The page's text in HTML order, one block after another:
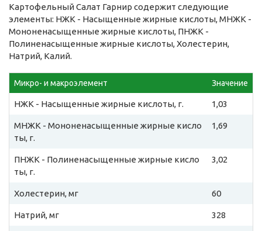
Картофельный Салат Гарнир содержит следующие
элементы: НЖК - Насыщенные жирные кислоты, МНЖК -
Мононенасыщенные жирные кислоты, ПНЖК -
Полиненасыщенные жирные кислоты, Холестерин,
Натрий, Калий.
Микро- и макроэлемент Значение
НЖК - Насыщенные жирные кислоты, г. 1,03
МНЖК - Мононенасыщенные жирные кисло
ты, г.
1,69
ПНЖК - Полиненасыщенные жирные кисло
ты, г.
3,02
Холестерин, мг 60
Натрий, мг 328